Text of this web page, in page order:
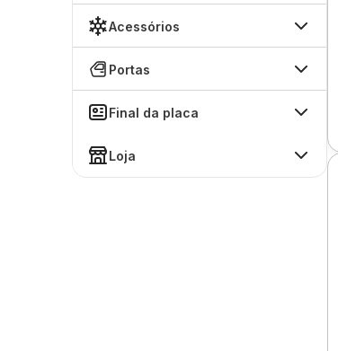
Acessórios
Portas
Final da placa
Loja